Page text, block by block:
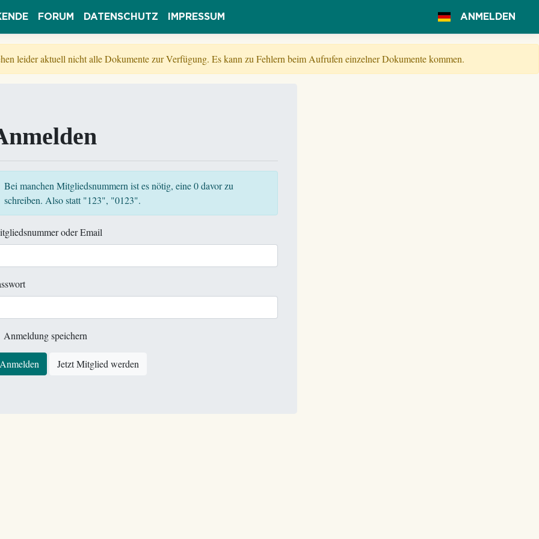
FORUM DATENSCHUTZ IMPRESSUM ANMELDEN
leider aktuell nicht alle Dokumente zur Verfügung. Es kann zu Fehlern beim Aufrufen einzelner Dokumente kommen.
Bei manchen Mitgliedsnummern ist es nötig, eine 0 davor zu
schreiben. Also statt "123", "0123".
oder Email
Anmeldung speichern
Anmelden Jetzt Mitglied werden